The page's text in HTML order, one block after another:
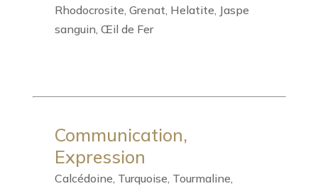
Rhodocrosite, Grenat, Helatite, Jaspe
sanguin, Œil de Fer
Communication,
Expression
Calcédoine, Turquoise, Tourmaline,